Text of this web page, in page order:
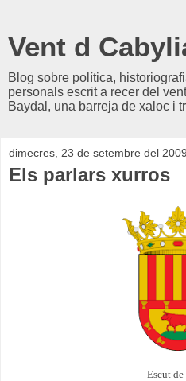
Vent d
Blog sobre política,
personals escrit a recer del
Baydal, una barreja de xaloc i
dimecres, 23 de setembre del 2009
Els parlars xurros
Escut